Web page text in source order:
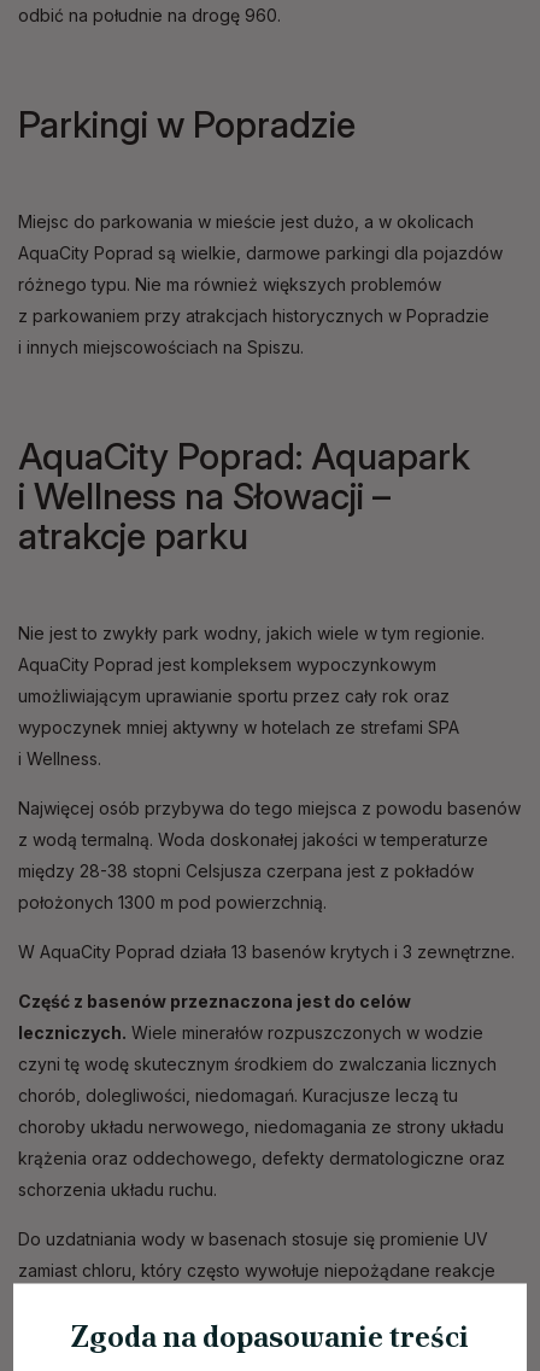
odbić na południe na drogę 960.
Parkingi w Popradzie
Miejsc do parkowania w mieście jest dużo, a w okolicach
AquaCity Poprad są wielkie, darmowe parkingi dla pojazdów
różnego typu. Nie ma również większych problemów
z parkowaniem przy atrakcjach historycznych w Popradzie
i innych miejscowościach na Spiszu.
AquaCity Poprad: Aquapark
i Wellness na Słowacji –
atrakcje parku
Nie jest to zwykły park wodny, jakich wiele w tym regionie.
AquaCity Poprad jest kompleksem wypoczynkowym
umożliwiającym uprawianie sportu przez cały rok oraz
wypoczynek mniej aktywny w hotelach ze strefami SPA
i Wellness.
Najwięcej osób przybywa do tego miejsca z powodu basenów
z wodą termalną. Woda doskonałej jakości w temperaturze
między 28-38 stopni Celsjusza czerpana jest z pokładów
położonych 1300 m pod powierzchnią.
W AquaCity Poprad działa 13 basenów krytych i 3 zewnętrzne.
Część z basenów przeznaczona jest do celów
leczniczych. Wiele minerałów rozpuszczonych w wodzie
czyni tę wodę skutecznym środkiem do zwalczania licznych
chorób, dolegliwości, niedomagań. Kuracjusze leczą tu
choroby układu nerwowego, niedomagania ze strony układu
krążenia oraz oddechowego, defekty dermatologiczne oraz
schorzenia układu ruchu.
Do uzdatniania wody w basenach stosuje się promienie UV
zamiast chloru, który często wywołuje niepożądane reakcje
Oprócz basenów w parku zainstalowano ponad 350 różnych
Zgoda na dopasowanie treści